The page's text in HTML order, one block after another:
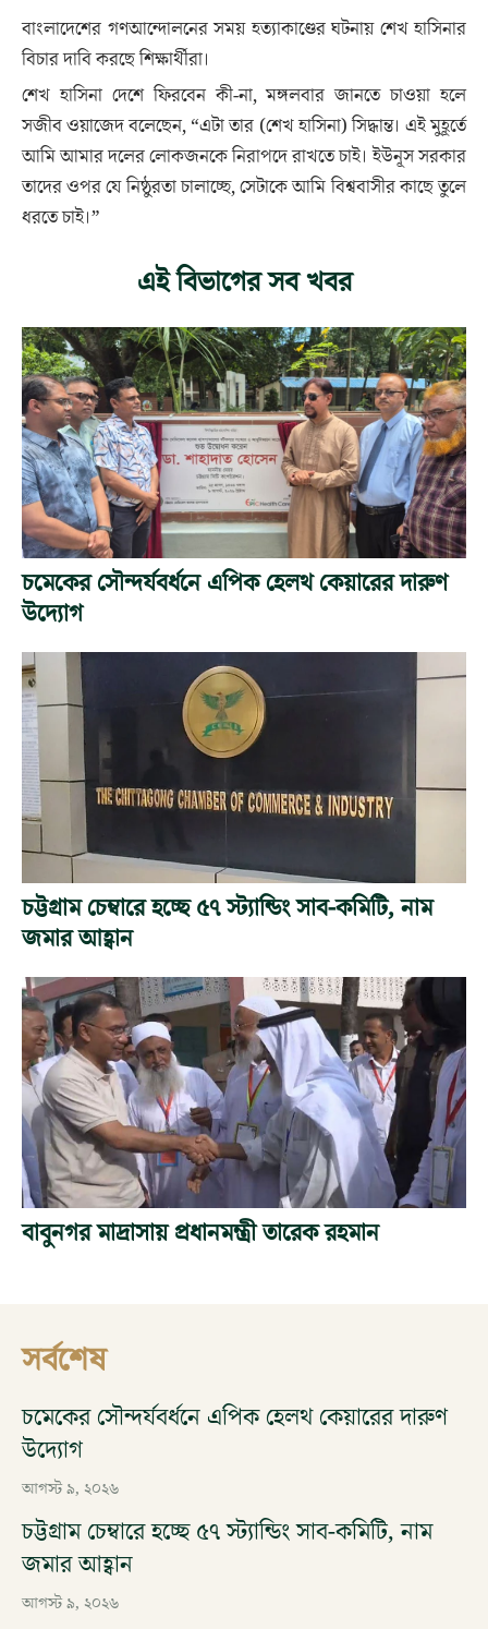
বাংলাদেশের গণআন্দোলনের সময় হত্যাকাণ্ডের ঘটনায় শেখ হাসিনার
বিচার দাবি করছে শিক্ষার্থীরা।
শেখ হাসিনা দেশে ফিরবেন কী-না, মঙ্গলবার জানতে চাওয়া হলে
সজীব ওয়াজেদ বলেছেন, “এটা তার (শেখ হাসিনা) সিদ্ধান্ত। এই মুহূর্তে
আমি আমার দলের লোকজনকে নিরাপদে রাখতে চাই। ইউনূস সরকার
তাদের ওপর যে নিষ্ঠুরতা চালাচ্ছে, সেটাকে আমি বিশ্ববাসীর কাছে তুলে
ধরতে চাই।”
এই বিভাগের সব খবর
চমেকের সৌন্দর্যবর্ধনে এপিক হেলথ কেয়ারের দারুণ
উদ্যোগ
চট্টগ্রাম চেম্বারে হচ্ছে ৫৭ স্ট্যান্ডিং সাব-কমিটি, নাম
জমার আহ্বান
বাবুনগর মাদ্রাসায় প্রধানমন্ত্রী তারেক রহমান
সর্বশেষ
চমেকের সৌন্দর্যবর্ধনে এপিক হেলথ কেয়ারের দারুণ
উদ্যোগ
আগস্ট ৯, ২০২৬
চট্টগ্রাম চেম্বারে হচ্ছে ৫৭ স্ট্যান্ডিং সাব-কমিটি, নাম
জমার আহ্বান
আগস্ট ৯, ২০২৬